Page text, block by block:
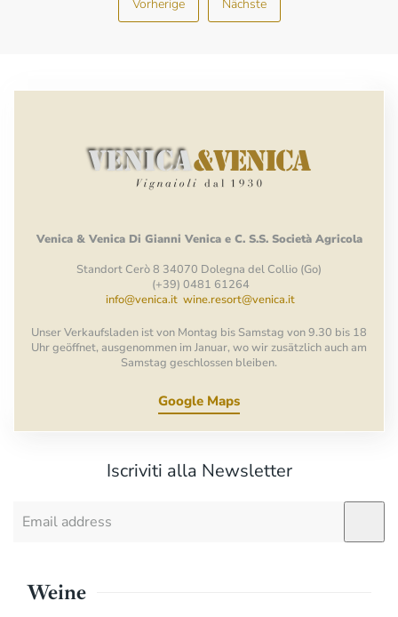
Vorherige Nächste
Venica & Venica Di Gianni Venica e C. S.S. Società Agricola
Standort Cerò 8 34070 Dolegna del Collio (Go)
(+39) 0481 61264
info@venica.it wine.resort@venica.it
Unser Verkaufsladen ist von Montag bis Samstag von 9.30 bis 18
Uhr geöffnet, ausgenommen im Januar, wo wir zusätzlich auch am
Samstag geschlossen bleiben.
Google Maps
Iscriviti alla Newsletter
Weine